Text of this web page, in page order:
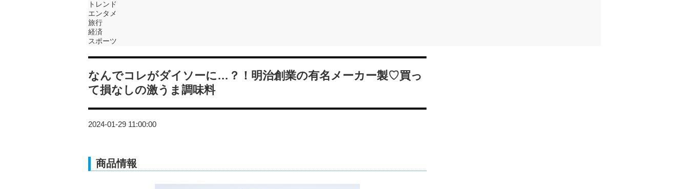
トレンド
エンタメ
旅行
経済
スポーツ
なんでコレがダイソーに…？！明治創業の有名メーカー製♡買っ
て損なしの激うま調味料
2024-01-29 11:00:00
商品情報